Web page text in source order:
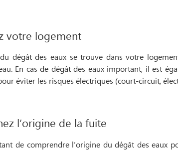
votre logement
dégât des eaux se trouve dans votre
En cas de dégât des eaux important, il est
éviter les risques électriques (court-circuit,
l’origine de la fuite
de comprendre l’origine du dégât des eaux